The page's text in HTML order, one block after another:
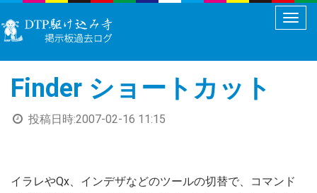
メ
ュ
Finder ショートカット
投稿日時:2007-02-16 11:15
イラレやQx、インデザなどのツールの切替で、コマンド